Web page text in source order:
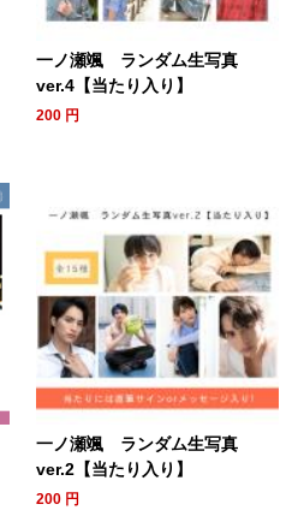
一ノ瀬颯 ランダム生写真
ver.4【当たり入り】
200 円
一ノ瀬颯 ランダム生写真
ver.2【当たり入り】
200 円